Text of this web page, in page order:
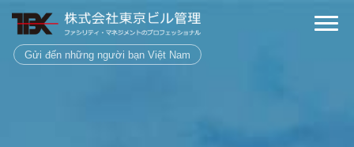
Gửi đến những người bạn Việt Nam